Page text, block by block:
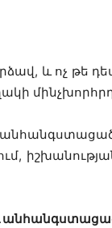
և ոչ